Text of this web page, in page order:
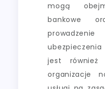
mogą
bankowe
jest
organizacje